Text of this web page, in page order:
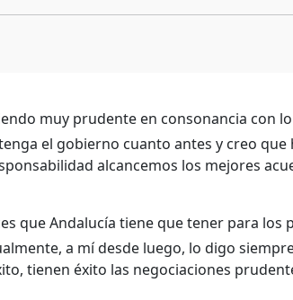
muy prudente en consonancia con
el gobierno cuanto antes y creo que
alcancemos los mejores
que Andalucía tiene que tener para los
a mí desde luego, lo digo
tienen éxito las negociaciones